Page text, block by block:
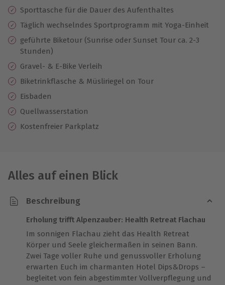
Sporttasche für die Dauer des Aufenthaltes
Täglich wechselndes Sportprogramm mit Yoga-Einheit
geführte Biketour (Sunrise oder Sunset Tour ca. 2-3
Stunden)
Gravel- & E-Bike Verleih
Biketrinkflasche & Müsliriegel on Tour
Eisbaden
Quellwasserstation
Kostenfreier Parkplatz
Alles auf einen Blick
Beschreibung
Erholung trifft Alpenzauber: Health Retreat Flachau
Im sonnigen Flachau zieht das Health Retreat
Körper und Seele gleichermaßen in seinen Bann.
Zwei Tage voller Ruhe und genussvoller Erholung
erwarten Euch im charmanten Hotel Dips&Drops –
begleitet von fein abgestimmter Vollverpflegung und